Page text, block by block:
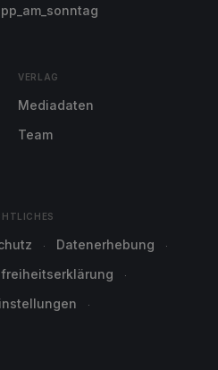
VERLAG
Mediadaten
Team
Datenerhebung